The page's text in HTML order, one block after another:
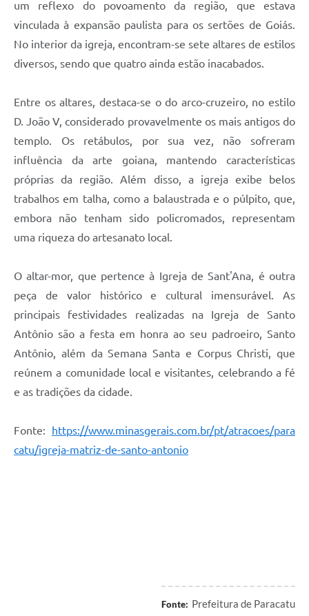
um reflexo do povoamento da região, que estava
vinculada à expansão paulista para os sertões de Goiás.
No interior da igreja, encontram-se sete altares de estilos
diversos, sendo que quatro ainda estão inacabados.
Entre os altares, destaca-se o do arco-cruzeiro, no estilo
D. João V, considerado provavelmente os mais antigos do
templo. Os retábulos, por sua vez, não sofreram
influência da arte goiana, mantendo características
próprias da região. Além disso, a igreja exibe belos
trabalhos em talha, como a balaustrada e o púlpito, que,
embora não tenham sido policromados, representam
uma riqueza do artesanato local.
O altar-mor, que pertence à Igreja de Sant'Ana, é outra
peça de valor histórico e cultural imensurável. As
principais festividades realizadas na Igreja de Santo
Antônio são a festa em honra ao seu padroeiro, Santo
Antônio, além da Semana Santa e Corpus Christi, que
reúnem a comunidade local e visitantes, celebrando a fé
e as tradições da cidade.
Fonte: https://www.minasgerais.com.br/pt/atracoes/para
catu/igreja-matriz-de-santo-antonio
Fonte: Prefeitura de Paracatu